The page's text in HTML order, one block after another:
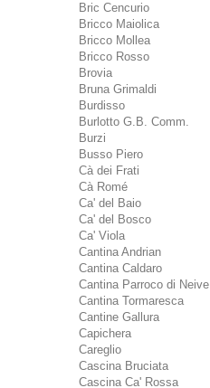
Bric Cencurio
Bricco Maiolica
Bricco Mollea
Bricco Rosso
Brovia
Bruna Grimaldi
Burdisso
Burlotto G.B. Comm.
Burzi
Busso Piero
Cà dei Frati
Cà Romé
Ca' del Baio
Ca' del Bosco
Ca' Viola
Cantina Andrian
Cantina Caldaro
Cantina Parroco di Neive
Cantina Tormaresca
Cantine Gallura
Capichera
Careglio
Cascina Bruciata
Cascina Ca' Rossa